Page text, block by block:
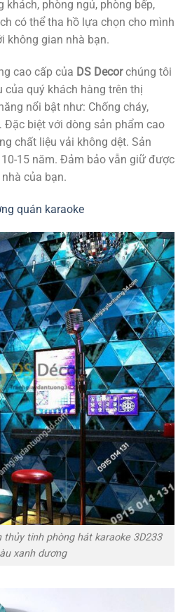
khách, phòng ngủ, phòng bếp,
có thể tha hồ lựa chọn cho mình
không gian nhà bạn.
cao cấp của DS Decorchúng tôi
quý khách hàng trên thị
nổi bật như: Chống cháy,
Đặc biệt với dòng sản phẩm cao
chất liệu vải không dệt. Sản
15 năm. Đảm bảo vẫn giữ được
của bạn.
quán karaoke
thủy tinh phòng hát karaoke 3D233
xanh dương